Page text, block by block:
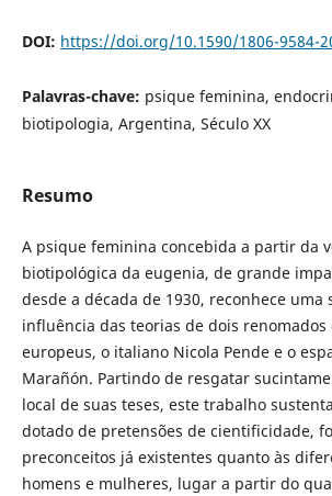
DOI: https://doi.org/10.1590/1806-9584-
Palavras-chave: psique feminina,
biotipologia, Argentina, Século XX
Resumo
A psique feminina concebida a partir da
biotipológica da eugenia, de grande
desde a década de 1930, reconhece uma
influência das teorias de dois
europeus, o italiano Nicola Pende e o
Marañón. Partindo de resgatar
local de suas teses, este trabalho
dotado de pretensões de cientificidade,
preconceitos já existentes quanto às
homens e mulheres, lugar a partir do